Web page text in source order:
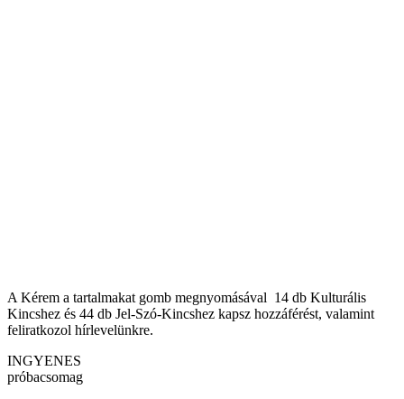
A Kérem a tartalmakat gomb megnyomásával 14 db Kulturális
Kincshez és 44 db Jel-Szó-Kincshez kapsz hozzáférést, valamint
feliratkozol hírlevelünkre.
INGYENES
próbacsomag